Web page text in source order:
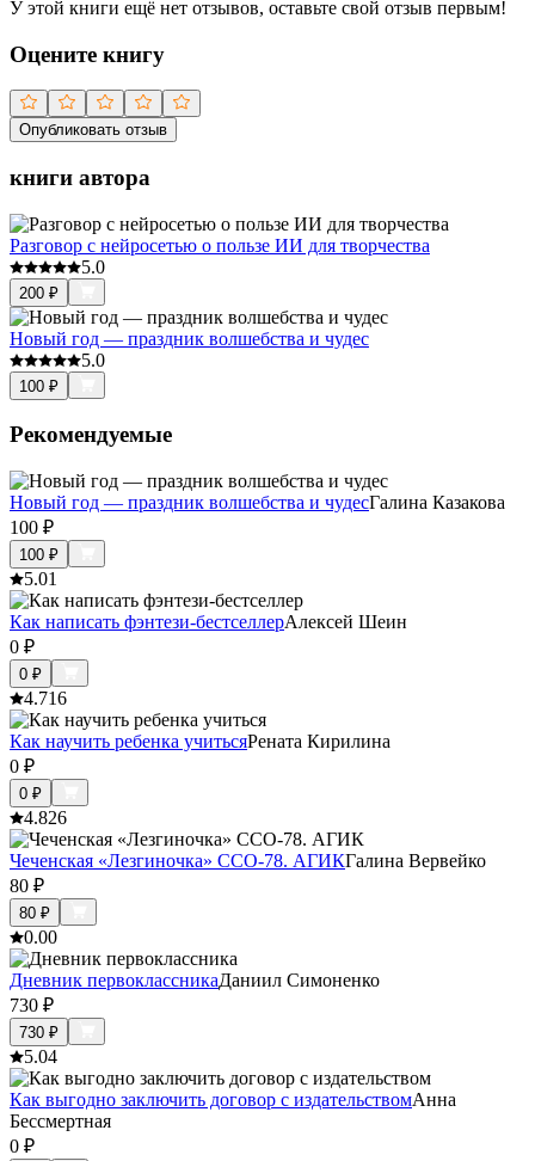
У этой книги ещё нет отзывов, оставьте свой отзыв первым!
Оцените книгу
Опубликовать отзыв
книги автора
Разговор с нейросетью о пользе ИИ для творчества
5.0
200 ₽
Новый год — праздник волшебства и чудес
5.0
100 ₽
Рекомендуемые
Новый год — праздник волшебства и чудесГалина Казакова
100 ₽
100 ₽
5.01
Как написать фэнтези-бестселлерАлексей Шеин
0 ₽
0 ₽
4.716
Как научить ребенка учитьсяРената Кирилина
0 ₽
0 ₽
4.826
Чеченская «Лезгиночка» ССО-78. АГИКГалина Вервейко
80 ₽
80 ₽
0.00
Дневник первоклассникаДаниил Симоненко
730 ₽
730 ₽
5.04
Как выгодно заключить договор с издательствомАнна
Бессмертная
0 ₽